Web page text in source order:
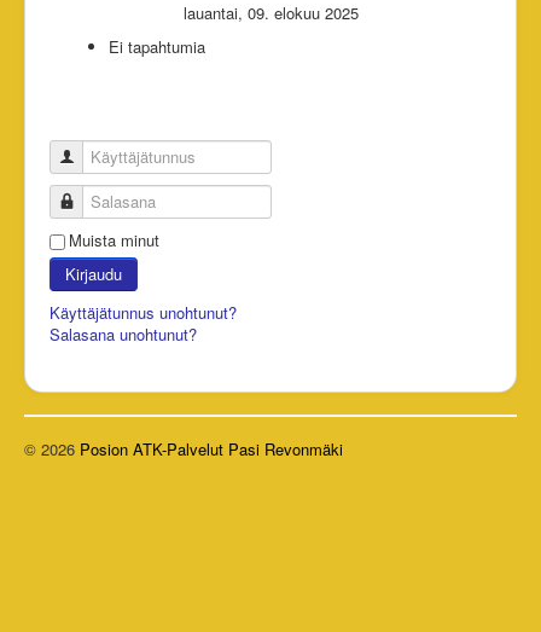
lauantai, 09. elokuu 2025
Ei tapahtumia
Käyttäjätunnus
Salasana
Muista minut
Kirjaudu
Käyttäjätunnus unohtunut?
Salasana unohtunut?
© 2026 Posion ATK-Palvelut Pasi Revonmäki